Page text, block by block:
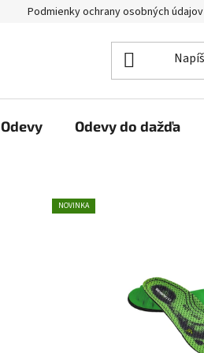
Podmienky ochrany osobných údajov
Odevy Odevy do dažďa
NOVINKA